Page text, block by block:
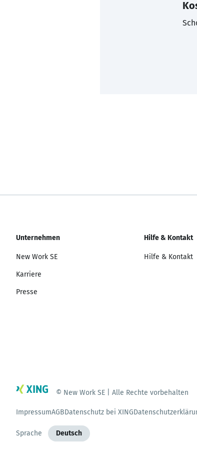
Unternehmen
New Work SE
Karriere
Presse
Hilfe & Kontakt
Hilfe & Kontakt
© New Work SE | Alle Rechte vorbehalten
ImpressumAGBDatenschutz bei XING
Sprache Deutsch